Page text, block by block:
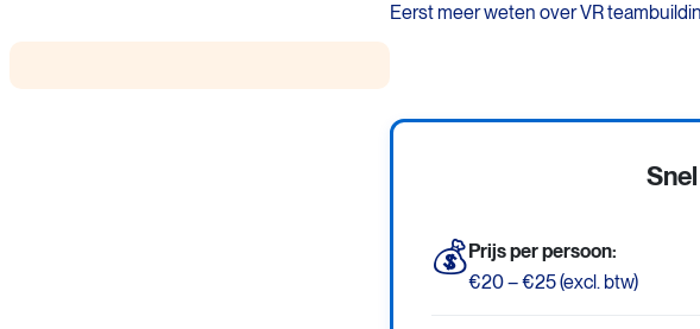
Eerst meer weten over VR
💰Prijs per persoon:
€20 – €25 (excl. btw)